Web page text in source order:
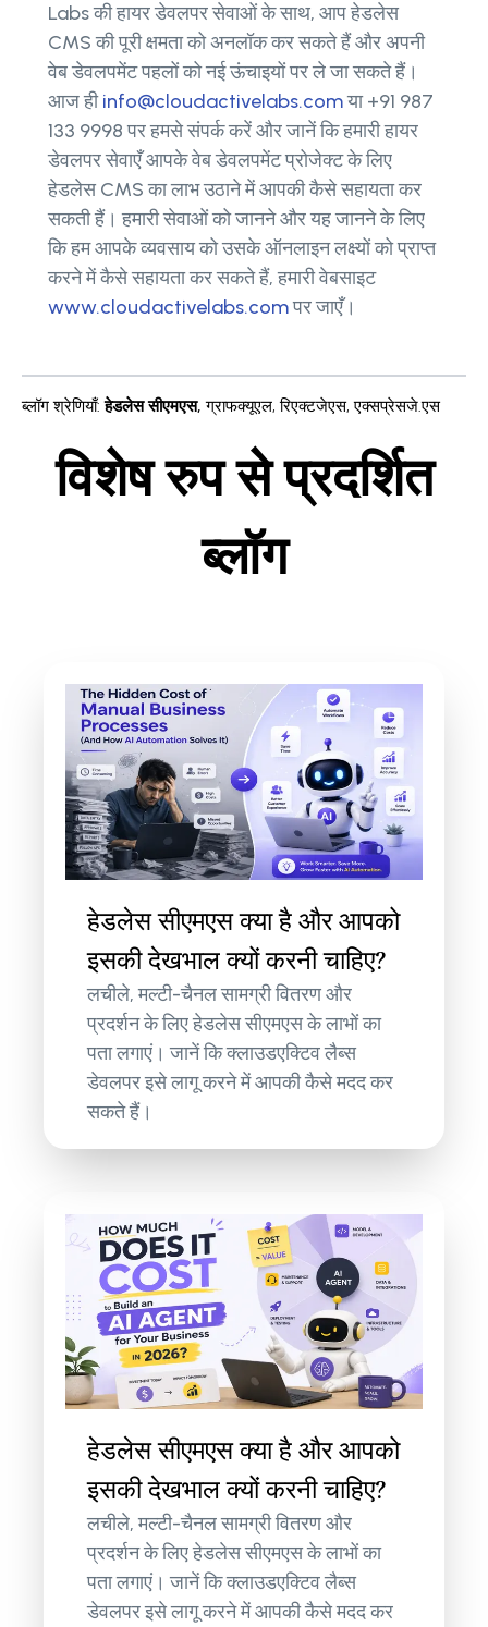
Labs की हायर डेवलपर सेवाओं के साथ, आप हेडलेस
CMS की पूरी क्षमता को अनलॉक कर सकते हैं और अपनी
वेब डेवलपमेंट पहलों को नई ऊंचाइयों पर ले जा सकते हैं।
आज हीinfo@cloudactivelabs.comया +91 987
133 9998 पर हमसे संपर्क करें और जानें कि हमारी हायर
डेवलपर सेवाएँ आपके वेब डेवलपमेंट प्रोजेक्ट के लिए
हेडलेस CMS का लाभ उठाने में आपकी कैसे सहायता कर
सकती हैं। हमारी सेवाओं को जानने और यह जानने के लिए
कि हम आपके व्यवसाय को उसके ऑनलाइन लक्ष्यों को प्राप्त
करने में कैसे सहायता कर सकते हैं, हमारी वेबसाइट
www.cloudactivelabs.comपर जाएँ।
ब्लॉग श्रेणियाँ: हेडलेस सीएमएस, ग्राफक्यूएल,रिएक्टजेएस,एक्सप्रेसजे.एस
विशेष रुप से प्रदर्शित
ब्लॉग
हेडलेस सीएमएस क्या है और आपको
इसकी देखभाल क्यों करनी चाहिए?
लचीले, मल्टी-चैनल सामग्री वितरण और
प्रदर्शन के लिए हेडलेस सीएमएस के लाभों का
पता लगाएं। जानें कि क्लाउडएक्टिव लैब्स
डेवलपर इसे लागू करने में आपकी कैसे मदद कर
सकते हैं।
हेडलेस सीएमएस क्या है और आपको
इसकी देखभाल क्यों करनी चाहिए?
लचीले, मल्टी-चैनल सामग्री वितरण और
प्रदर्शन के लिए हेडलेस सीएमएस के लाभों का
पता लगाएं। जानें कि क्लाउडएक्टिव लैब्स
डेवलपर इसे लागू करने में आपकी कैसे मदद कर